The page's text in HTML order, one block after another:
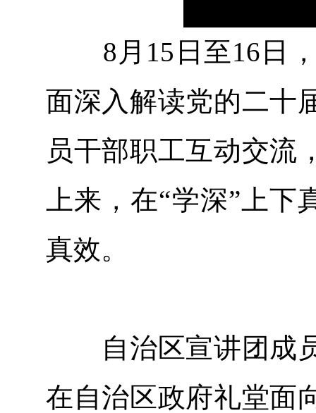
8月15日至16日，
面深入解读党的二十
员干部职工互动交流
上来，在“学深”上
真效。
自治区宣讲团成员
在自治区政府礼堂面